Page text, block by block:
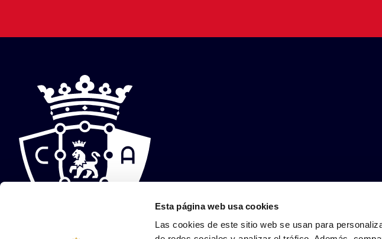
Esta página web usa cookies
Las cookies de este sitio web se usan para